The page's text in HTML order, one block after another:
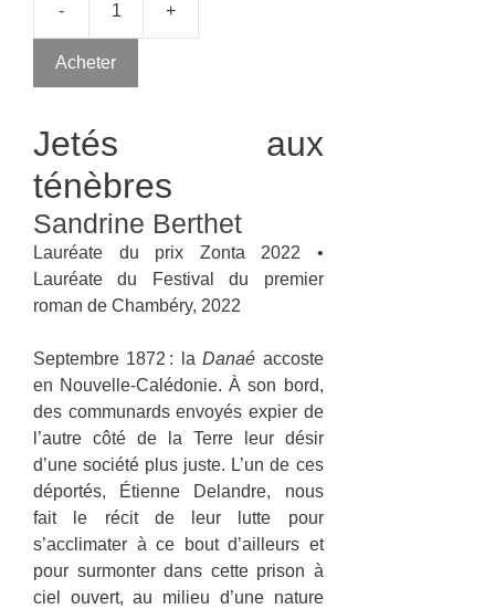
- +
Acheter
Jetés aux
ténèbres
Sandrine Berthet
Lauréate du prix Zonta 2022 •
Lauréate du Festival du premier
roman de Chambéry, 2022
Septembre 1872 : laDanaé accoste
en Nouvelle-Calédonie. À son bord,
des communards envoyés expier de
l’autre côté de la Terre leur désir
d’une société plus juste. L’un de ces
déportés, Étienne Delandre, nous
fait le récit de leur lutte pour
s’acclimater à ce bout d’ailleurs et
pour surmonter dans cette prison à
ciel ouvert, au milieu d’une nature